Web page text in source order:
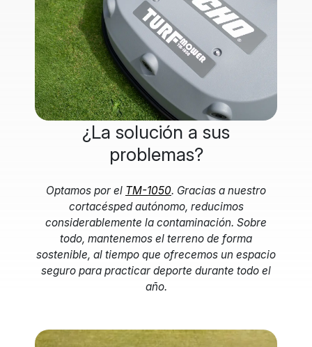
¿La solución a sus
problemas?
Optamos por el TM-1050. Gracias a nuestro
cortacésped autónomo, reducimos
considerablemente la contaminación. Sobre
todo, mantenemos el terreno de forma
sostenible, al tiempo que ofrecemos un espacio
seguro para practicar deporte durante todo el
año.